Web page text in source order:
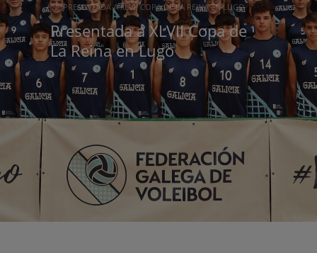
PRESENTADA A XLVII COPA DE LA REINA EN LUGO
Presentada a XLVII Copa de
La Reina en Lugo